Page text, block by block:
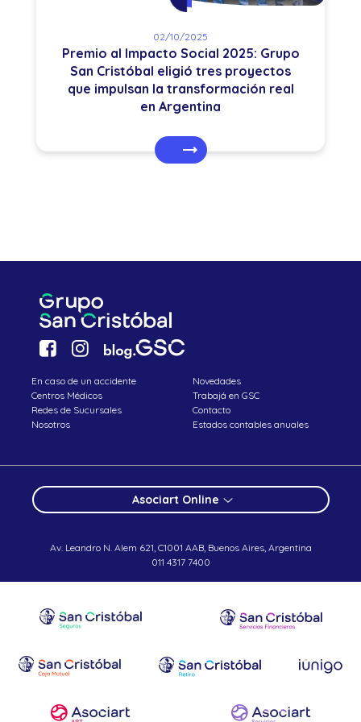
02/10/2025
Premio al Impacto Social 2025: Grupo
San Cristóbal eligió tres proyectos
que impulsan la transformación real
en Argentina
En caso de un accidente
Centros Médicos
Redes de Sucursales
Nosotros
Novedades
Trabajá en GSC
Contacto
Estados contables anuales
Asociart Online
Av. Leandro N. Alem 621, C1001 AAB, Buenos Aires, Argentina
011 4317 7400